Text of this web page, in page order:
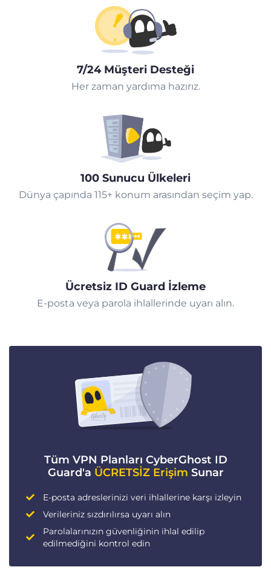
7/24 Müşteri Desteği
Her zaman yardıma hazırız.
100 Sunucu Ülkeleri
Dünya çapında 115+ konum arasından seçim yap.
Ücretsiz ID Guard İzleme
E-posta veya parola ihlallerinde uyarı alın.
Tüm VPN Planları CyberGhost ID
Guard'a ÜCRETSİZ Erişim Sunar
E-posta adreslerinizi veri ihlallerine karşı izleyin
Verileriniz sızdırılırsa uyarı alın
Parolalarınızın güvenliğinin ihlal edilip
edilmediğini kontrol edin